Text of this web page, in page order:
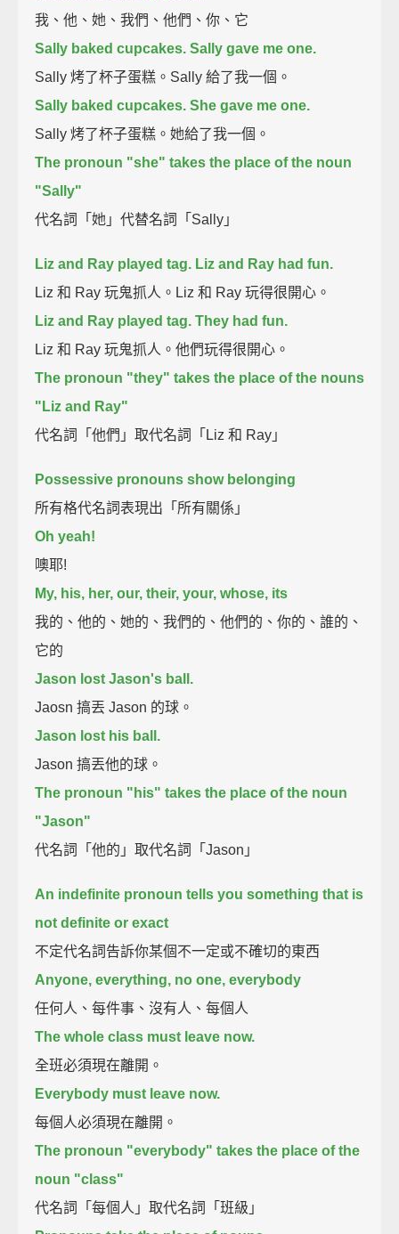
我、他、她、我們、他們、你、它
Sally baked cupcakes. Sally gave me one.
Sally 烤了杯子蛋糕。Sally 給了我一個。
Sally baked cupcakes. She gave me one.
Sally 烤了杯子蛋糕。她給了我一個。
The pronoun "she" takes the place of the noun
"Sally"
代名詞「她」代替名詞「Sally」
Liz and Ray played tag. Liz and Ray had fun.
Liz 和 Ray 玩鬼抓人。Liz 和 Ray 玩得很開心。
Liz and Ray played tag. They had fun.
Liz 和 Ray 玩鬼抓人。他們玩得很開心。
The pronoun "they" takes the place of the nouns
"Liz and Ray"
代名詞「他們」取代名詞「Liz 和 Ray」
Possessive pronouns show belonging
所有格代名詞表現出「所有關係」
Oh yeah!
噢耶!
My, his, her, our, their, your, whose, its
我的、他的、她的、我們的、他們的、你的、誰的、
它的
Jason lost Jason's ball.
Jaosn 搞丟 Jason 的球。
Jason lost his ball.
Jason 搞丟他的球。
The pronoun "his" takes the place of the noun
"Jason"
代名詞「他的」取代名詞「Jason」
An indefinite pronoun tells you something that is
not definite or exact
不定代名詞告訴你某個不一定或不確切的東西
Anyone, everything, no one, everybody
任何人、每件事、沒有人、每個人
The whole class must leave now.
全班必須現在離開。
Everybody must leave now.
每個人必須現在離開。
The pronoun "everybody" takes the place of the
noun "class"
代名詞「每個人」取代名詞「班級」